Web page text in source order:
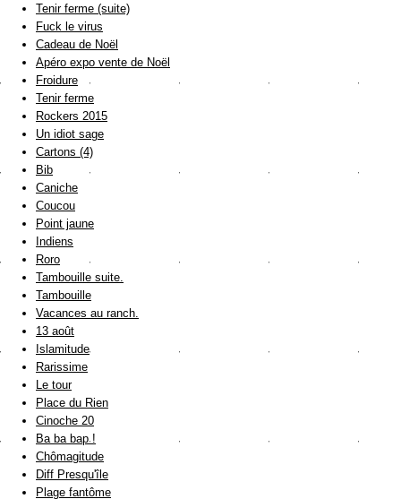
Tenir ferme (suite)
Fuck le virus
Cadeau de Noël
Apéro expo vente de Noël
Froidure
Tenir ferme
Rockers 2015
Un idiot sage
Cartons (4)
Bib
Caniche
Coucou
Point jaune
Indiens
Roro
Tambouille suite.
Tambouille
Vacances au ranch.
13 août
Islamitude
Rarissime
Le tour
Place du Rien
Cinoche 20
Ba ba bap !
Chômagitude
Diff Presqu'île
Plage fantôme